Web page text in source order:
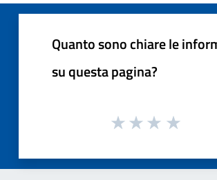
Quanto sono chiare le
su questa pagina?